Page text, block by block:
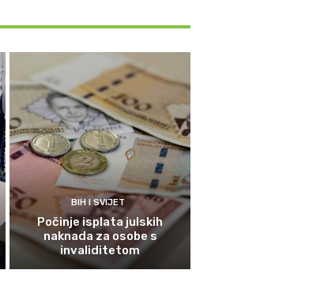
BIH I SVIJET
Počinje isplata julskih
naknada za osobe s
invaliditetom